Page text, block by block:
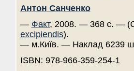
Антон Санченко
— Факт, 2008. — 368 с. —
excipiendis).
— м.Київ. — Наклад 6239
ISBN: 978-966-359-254-1